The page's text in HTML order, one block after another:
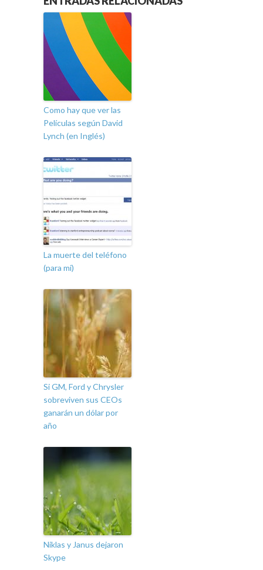
Como hay que ver las
Películas según David
Lynch (en Inglés)
La muerte del teléfono
(para mi)
Si GM, Ford y Chrysler
sobreviven sus CEOs
ganarán un dólar por
año
Niklas y Janus dejaron
Skype